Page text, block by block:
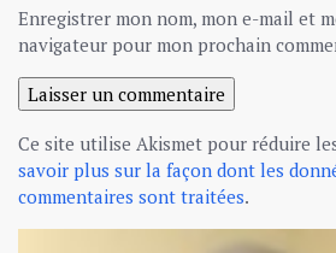
Enregistrer mon nom, mon e-mail et
navigateur pour mon prochain
Ce site utilise Akismet pour réduire
savoir plus sur la façon dont les
commentaires sont traitées.